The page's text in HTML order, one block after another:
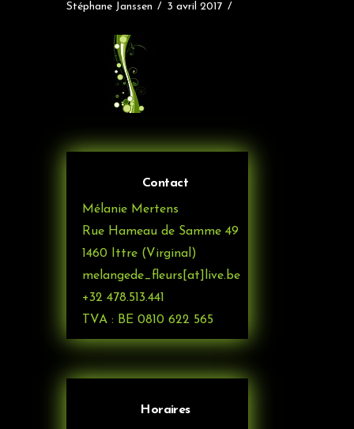
Stéphane Janssen 3 avril 2017
Contact
Mélanie Mertens
Rue Hameau de Samme 49
1460 Ittre (Virginal)
melangede_fleurs[at]live.be
+32 478.513.441
TVA : BE 0810 622 565
Horaires